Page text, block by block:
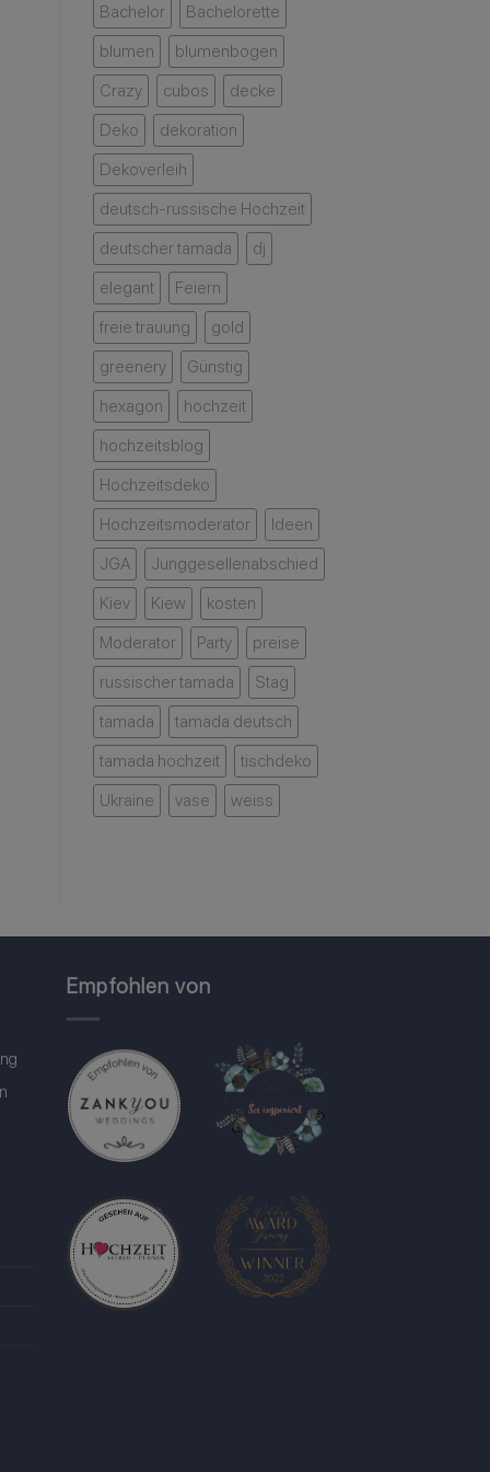
Bachelor
Bachelorette
blumen
blumenbogen
Crazy
cubos
decke
Deko
dekoration
Dekoverleih
deutsch-russische Hochzeit
deutscher tamada
dj
elegant
Feiern
freie trauung
gold
greenery
Günstig
hexagon
hochzeit
hochzeitsblog
Hochzeitsdeko
Hochzeitsmoderator
Ideen
JGA
Junggesellenabschied
Kiev
Kiew
kosten
Moderator
Party
preise
russischer tamada
Stag
tamada
tamada deutsch
tamada hochzeit
tischdeko
Ukraine
vase weiss
Empfohlen von